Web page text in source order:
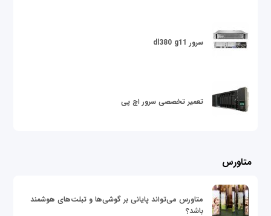
سرور dl380 g11
تعمیر تخصصی سرور اچ پی
متاورس
متاورس می‌تواند پایانی بر گوشی‌ها و تبلت‌های هوشمند
باشد؟